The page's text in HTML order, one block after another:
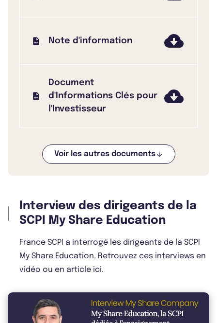
Note d'information
Document
d'Informations Clés pour
l'Investisseur
Bulletin 2024 T4
Bulletin 2024 T2
Bulletin 2023 T4
Voir les autres documents
Interview des dirigeants de la
SCPI My Share Education
France SCPI a interrogé les dirigeants de la SCPI
My Share Education. Retrouvez ces interviews en
vidéo ou en article ici.